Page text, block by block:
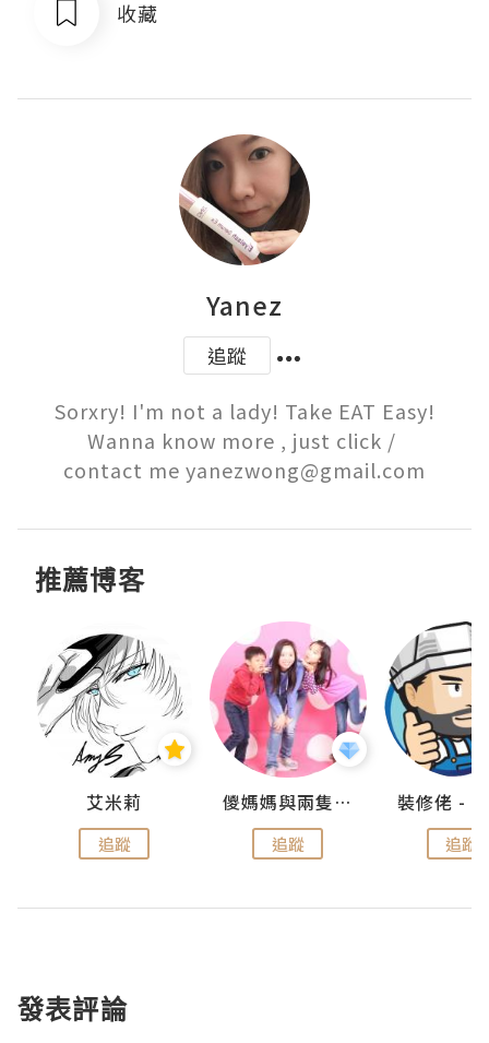
收藏
Yanez
追蹤
Sorxry! I'm not a lady! Take EAT Easy!
Wanna know more , just click /
contact me yanezwong@gmail.com
推薦博客
艾米莉
追蹤
儍媽媽與兩隻小魔怪之家
追蹤 追蹤
發表評論